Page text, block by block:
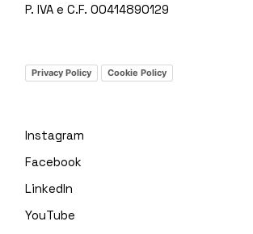
P. IVA e C.F. 00414890129
Privacy Policy Cookie Policy
Instagram
Facebook
LinkedIn
YouTube